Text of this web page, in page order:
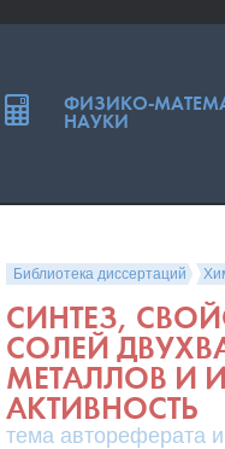
Библиотека диссертаций
СИНТЕЗ,
СОЛЕЙ
МЕТАЛЛОВ И
АКТИВНОСТЬ
тема автореферата
ФИЗИКО-
НАУКИ